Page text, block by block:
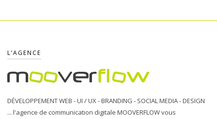
L’AGENCE
DÉVELOPPEMENT WEB - UI / UX - BRANDING - SOCIAL MEDIA - DESIGN
... l'agence de communication digitale MOOVERFLOW vous